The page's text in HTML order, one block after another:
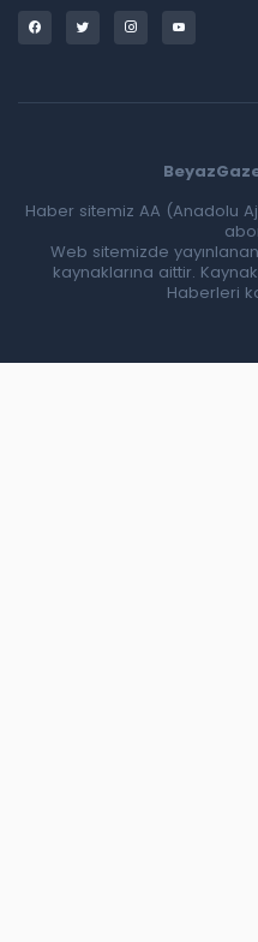
Haber sitemiz AA (Anadolu
Web sitemizde
kaynaklarına aittir.
Haberleri